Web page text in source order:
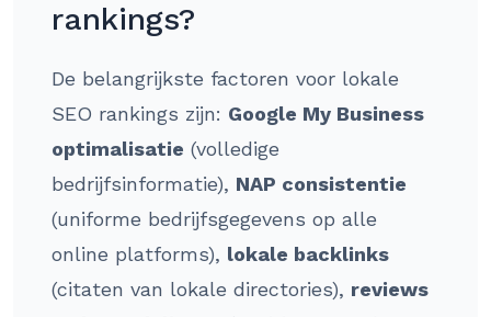
rankings?
De belangrijkste factoren voor lokale
SEO rankings zijn: Google My Business
optimalisatie (volledige
bedrijfsinformatie), NAP consistentie
(uniforme bedrijfsgegevens op alle
online platforms), lokale backlinks
(citaten van lokale directories), reviews